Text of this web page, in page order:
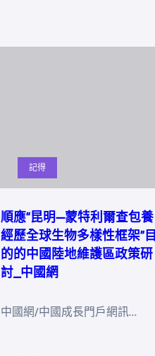
記得
順應“昆明—蒙特利爾查包養
經歷全球生物多樣性框架”目
的的中國陸地維護區政策研
討_中國網
中國網/中國成長門戶網訊…